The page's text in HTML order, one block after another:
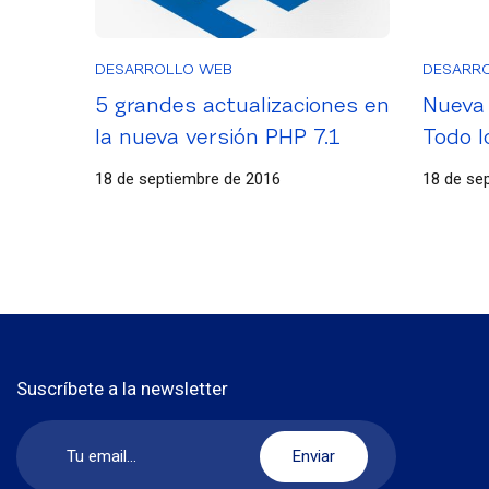
DESARROLLO WEB
5 grandes actualizaciones en
la nueva versión PHP 7.1
18 de septiembre de 2016
Todo
sobre
18 de
Suscríbete a la newsletter